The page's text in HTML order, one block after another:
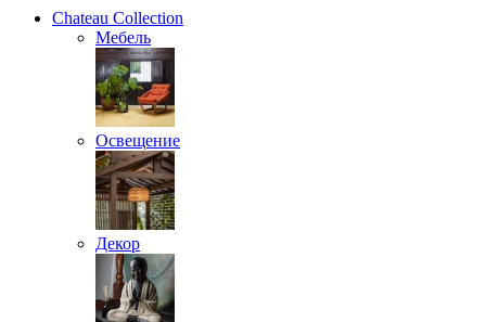
Chateau Collection
Мебель
Освещение
Декор